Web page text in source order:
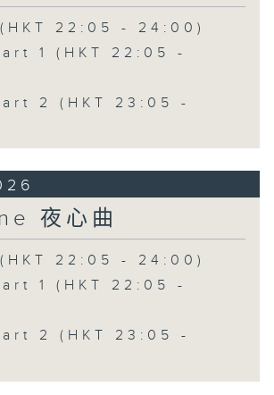
22:05 - 24:00)
1 (HKT 22:05 -
2 (HKT 23:05 -
夜心曲
22:05 - 24:00)
1 (HKT 22:05 -
2 (HKT 23:05 -